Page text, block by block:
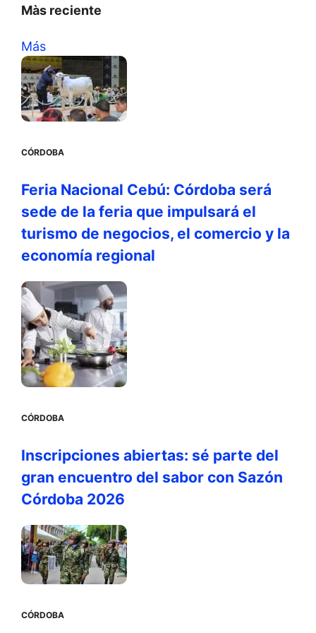
Màs reciente
Más
CÓRDOBA
Feria Nacional Cebú: Córdoba será
sede de la feria que impulsará el
turismo de negocios, el comercio y la
economía regional
CÓRDOBA
Inscripciones abiertas: sé parte del
gran encuentro del sabor con Sazón
Córdoba 2026
CÓRDOBA